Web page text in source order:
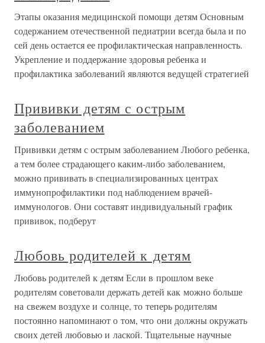
Этапы оказания медицинской помощи детям Основным
содержанием отечественной педиатрии всегда была и по
сей день остается ее профилактическая направленность.
Укрепление и поддержание здоровья ребенка и
профилактика заболеваний являются ведущей стратегией
Прививки детям с острым
заболеванием
Прививки детям с острым заболеванием Любого ребенка,
а тем более страдающего каким-либо заболеванием,
можно прививать в специализированных центрах
иммунопрофилактики под наблюдением врачей-
иммунологов. Они составят индивидуальный график
прививок, подберут
Любовь родителей к детям
Любовь родителей к детям Если в прошлом веке
родителям советовали держать детей как можно больше
на свежем воздухе и солнце, то теперь родителям
постоянно напоминают о том, что они должны окружать
своих детей любовью и лаской. Тщательные научные